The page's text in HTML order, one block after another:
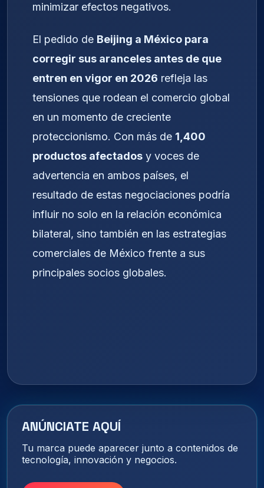
minimizar efectos negativos.
El pedido de Beijing a México para
corregir sus aranceles antes de que
entren en vigor en 2026 refleja las
tensiones que rodean el comercio global
en un momento de creciente
proteccionismo. Con más de 1,400
productos afectados y voces de
advertencia en ambos países, el
resultado de estas negociaciones podría
influir no solo en la relación económica
bilateral, sino también en las estrategias
comerciales de México frente a sus
principales socios globales.
ANÚNCIATE AQUÍ
Tu marca puede aparecer junto a contenidos de
tecnología, innovación y negocios.